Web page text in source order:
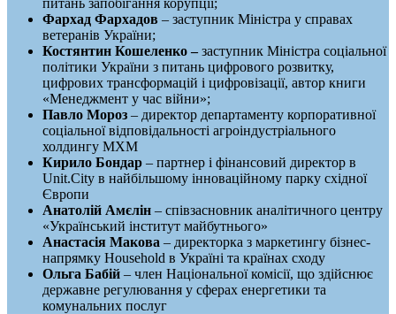
Фархад Фархадов – заступник Міністра у справах
ветеранів України;
Костянтин Кошеленко –заступник Міністра соціальної
політики України з питань цифрового розвитку,
цифрових трансформацій і цифровізації, автор книги
«Менеджмент у час війни»;
Павло Мороз – директор департаменту корпоративної
соціальної відповідальності агроіндустріального
холдингу МХМ
Кирило Бондар – партнер і фінансовий директор в
Unit.City в найбільшому інноваційному парку східної
Європи
Анатолій Амєлін – співзасновник аналітичного центру
«Український інститут майбутнього»
Анастасія Макова – директорка з маркетингу бізнес-
напрямку Household в Україні та країнах сходу
Ольга Бабій – член Національної комісії, що здійснює
державне регулювання у сферах енергетики та
комунальних послуг